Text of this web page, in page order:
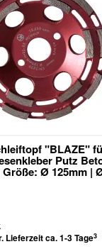
"BLAZE"
Putz
Größe: Ø 125mm |
Lieferzeit ca. 1-3 Tage3